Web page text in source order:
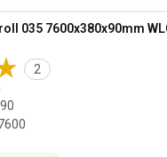
035 7600x380x90mm
2
90